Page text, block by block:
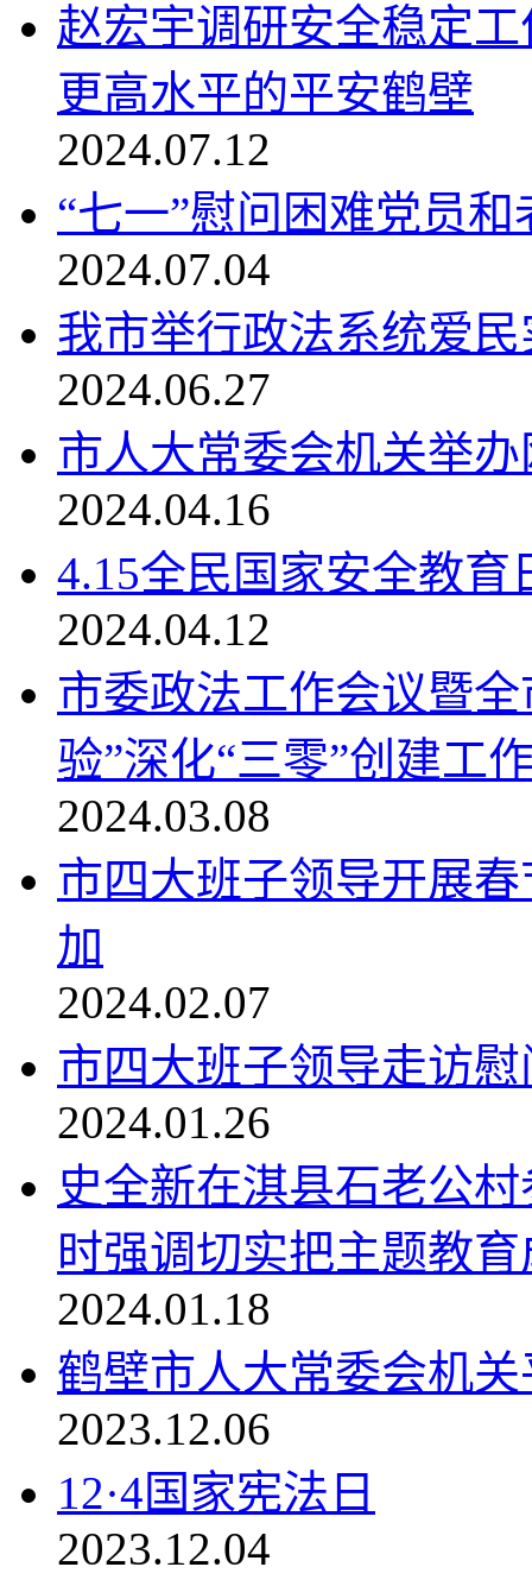
赵宏宇调研安全稳定
更高水平的平安鹤壁
2024.07.12
“七一”慰问困难党员和
2024.07.04
我市举行政法系统爱
2024.06.27
市人大常委会机关举
2024.04.16
4.15全民国家安全教育
2024.04.12
市委政法工作会议暨
验”深化“三零”创建工
2024.03.08
市四大班子领导开展
加
2024.02.07
市四大班子领导走访
2024.01.26
史全新在淇县石老公
时强调切实把主题教
2024.01.18
鹤壁市人大常委会机
2023.12.06
12·4国家宪法日
2023.12.04